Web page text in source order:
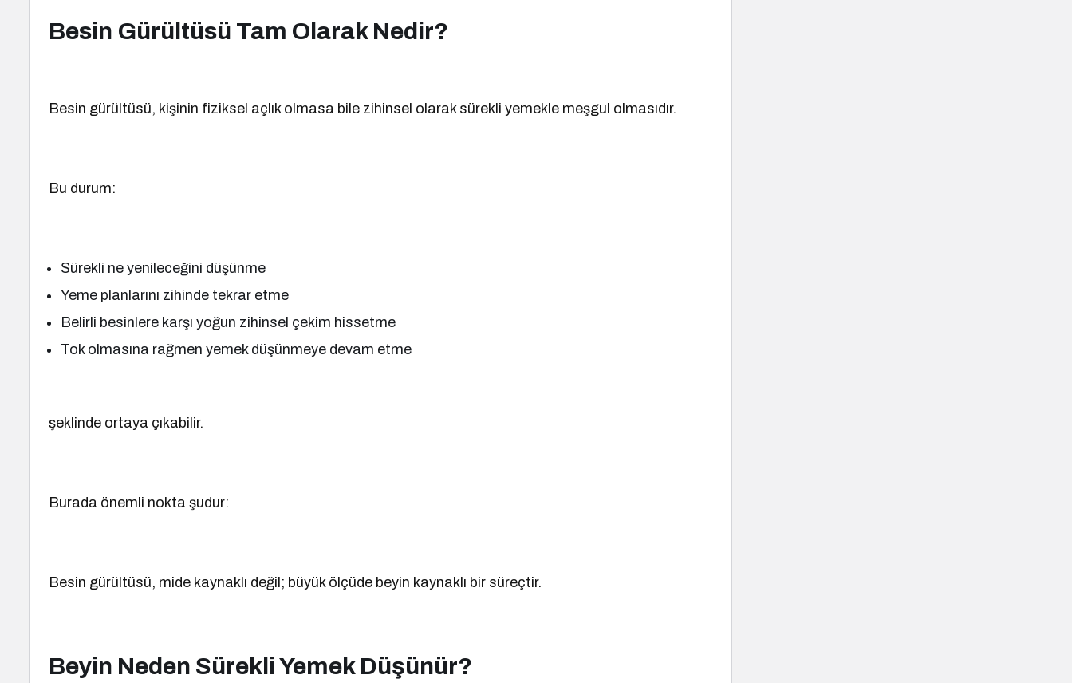
Besin Gürültüsü Tam Olarak Nedir?
Besin gürültüsü, kişinin fiziksel açlık olmasa bile zihinsel olarak sürekli yemekle meşgul olmasıdır.
Bu durum:
Sürekli ne yenileceğini düşünme
Yeme planlarını zihinde tekrar etme
Belirli besinlere karşı yoğun zihinsel çekim hissetme
Tok olmasına rağmen yemek düşünmeye devam etme
şeklinde ortaya çıkabilir.
Burada önemli nokta şudur:
Besin gürültüsü, mide kaynaklı değil; büyük ölçüde beyin kaynaklı bir süreçtir.
Beyin Neden Sürekli Yemek Düşünür?